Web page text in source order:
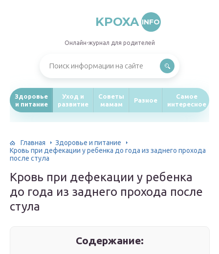
KPOXA INFO
Онлайн-журнал для родителей
Здоровье
и питание
Уход и
развитие
Советы
мамам
Разное
Самое
интересное
Главная
Здоровье и питание
Кровь при дефекации у ребенка до года из заднего прохода
после стула
Кровь при дефекации у ребенка
до года из заднего прохода после
стула
Содержание: